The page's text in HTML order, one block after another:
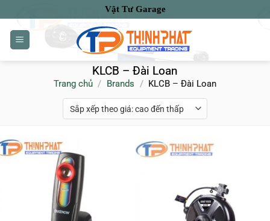
qua
dung
Vật Tư Garage
KLCB – Đài Loan
Trang chủ / Brands / KLCB – Đài Loan